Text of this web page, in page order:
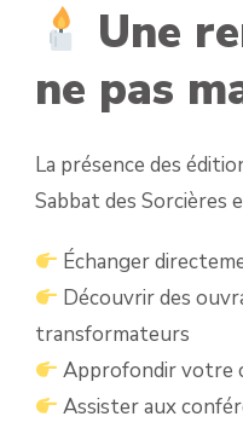
Une
ne pas
La présence des
Sabbat des Sorcières
Échanger
Découvrir des
transformateurs
Approfondir votre
Assister aux